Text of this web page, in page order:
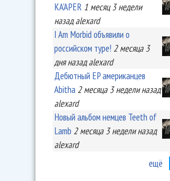
KA'APER 1 месяц 3 недели
назад alexard
I Am Morbid объявили о
российском туре! 2 месяца 3
дняназад alexard
Дебютный EP американцев
Abitha 2 месяца 3 неделиназад
alexard
Новый альбом немцев Teeth of
Lamb 2 месяца 3 неделиназад
alexard
ещё